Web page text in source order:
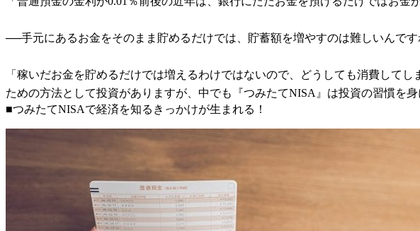
──手元にあるお金をそのまま貯めるだけでは、貯蓄額を増やすのは難しいんです
「稼いだお金を貯めるだけでは増えるわけではないので、どうしても消費して
ための方法として投資がありますが、中でも『つみたてNISA』は投資の習慣を
■つみたてNISAで経済を知るきっかけが生まれる！